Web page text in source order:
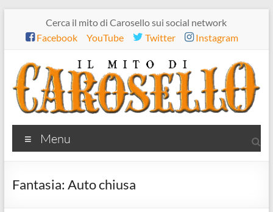
contenuto
Cerca il mito di Carosello sui social network
Facebook
YouTube Twitter Instagram
Il
mito
di
Menu
Fantasia: Auto chiusa